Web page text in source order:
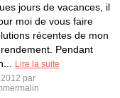
jours de vacances, il
moi de vous faire
récentes de mon
Pendant
Lire la suite
par